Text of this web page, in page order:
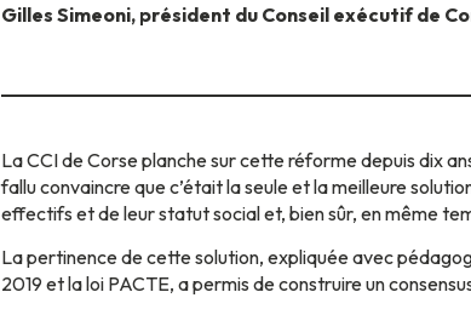
Gilles Simeoni, président du Conseil exécutif de
La CCI de Corse planche sur cette réforme depuis dix
fallu convaincre que c’était la seule et la meilleure
effectifs et de leur statut social et, bien sûr, en même
La pertinence de cette solution, expliquée avec
2019 et la loi PACTE, a permis de construire un